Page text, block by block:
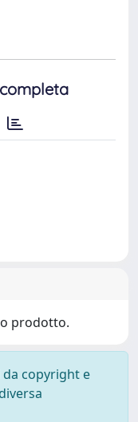
prodotto.
copyright e